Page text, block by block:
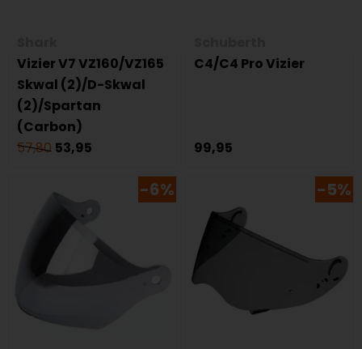
Vizier V7 VZ160/VZ165
Skwal (2)/D-Skwal
(2)/Spartan
(Carbon)
57,80 53,95
C4/C4 Pro Vizier
99,95
-6% -5%